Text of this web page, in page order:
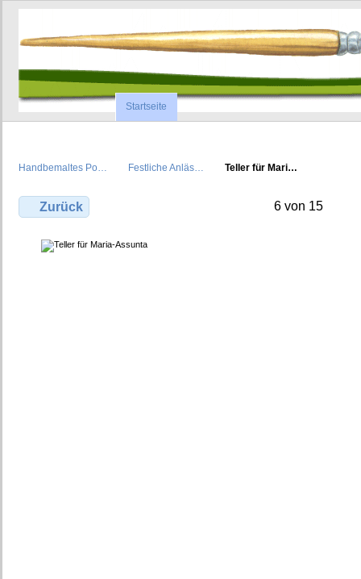
Startseite
Handbemaltes Po… Festliche Anläs… Teller für Mari…
Zurück 6 von 15